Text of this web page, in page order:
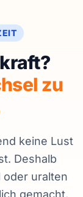
zu
keine Lust
Deshalb
oder uralten
gemacht.